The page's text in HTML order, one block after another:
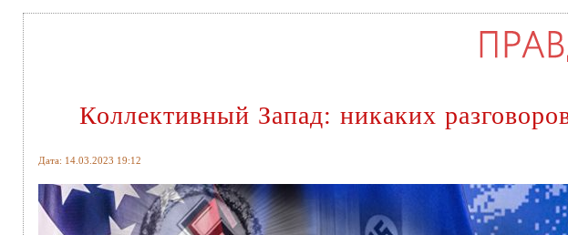
Коллективный Запад: никаких
Дата: 14.03.2023 19:12